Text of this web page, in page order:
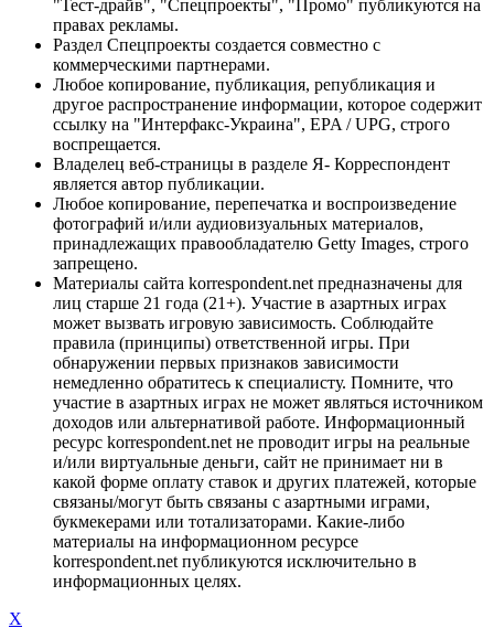
"Тест-драйв", "Спецпроекты", "Промо" публикуются на
правах рекламы.
Раздел Спецпроекты создается совместно с
коммерческими партнерами.
Любое копирование, публикация, републикация и
другое распространение информации, которое содержит
ссылку на "Интерфакс-Украина", EPA / UPG, строго
воспрещается.
Владелец веб-страницы в разделе Я- Корреспондент
является автор публикации.
Любое копирование, перепечатка и воспроизведение
фотографий и/или аудиовизуальных материалов,
принадлежащих правообладателю Getty Images, строго
запрещено.
Материалы сайта korrespondent.net предназначены для
лиц старше 21 года (21+). Участие в азартных играх
может вызвать игровую зависимость. Соблюдайте
правила (принципы) ответственной игры. При
обнаружении первых признаков зависимости
немедленно обратитесь к специалисту. Помните, что
участие в азартных играх не может являться источником
доходов или альтернативой работе. Информационный
ресурс korrespondent.net не проводит игры на реальные
и/или виртуальные деньги, сайт не принимает ни в
какой форме оплату ставок и других платежей, которые
связаны/могут быть связаны с азартными играми,
букмекерами или тотализаторами. Какие-либо
материалы на информационном ресурсе
korrespondent.net публикуются исключительно в
информационных целях.
X